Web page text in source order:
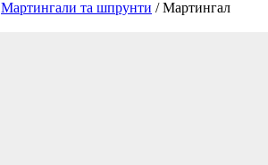
Мартингали та шпрунти /Мартингал